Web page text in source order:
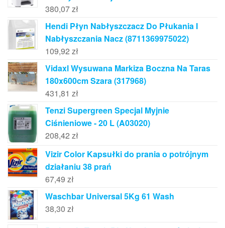
380,07zł
Hendi Płyn Nabłyszczacz Do Płukania I
Nabłyszczania Nacz (8711369975022)
109,92 zł
Vidaxl Wysuwana Markiza Boczna Na Taras
180x600cm Szara (317968)
431,81 zł
Tenzi Supergreen Specjal Myjnie
Ciśnieniowe - 20 L (A03020)
208,42 zł
Vizir Color Kapsułki do prania o potrójnym
działaniu 38 prań
67,49 zł
Waschbar Universal 5Kg 61 Wash
38,30 zł